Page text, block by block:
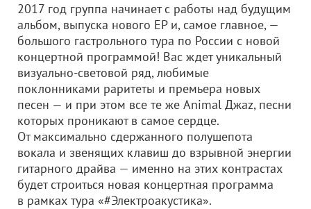
2017 год группа начинает с работы над будущим
альбом, выпуска нового EP и, самое главное, —
большого гастрольного тура по России с новой
концертной программой! Вас ждет уникальный
визуально-световой ряд, любимые
поклонниками раритеты и премьера новых
песен — и при этом все те же Animal Джаz, песни
которых проникают в самое сердце.
От максимально сдержанного полушепота
вокала и звенящих клавиш до взрывной энергии
гитарного драйва — именно на этих контрастах
будет строиться новая концертная программа
в рамках тура «#Электроакустика».